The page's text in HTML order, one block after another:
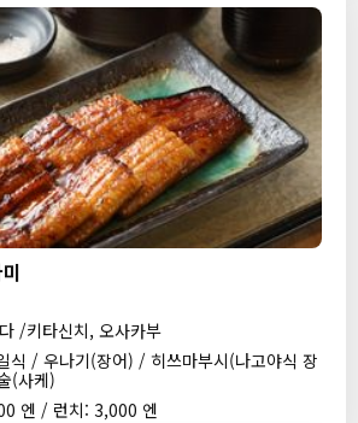
/키타신치, 오사카부
식 / 우나기(장어) / 히쓰마부시(나고야식 장
(사케)
엔 / 런치: 3,000 엔